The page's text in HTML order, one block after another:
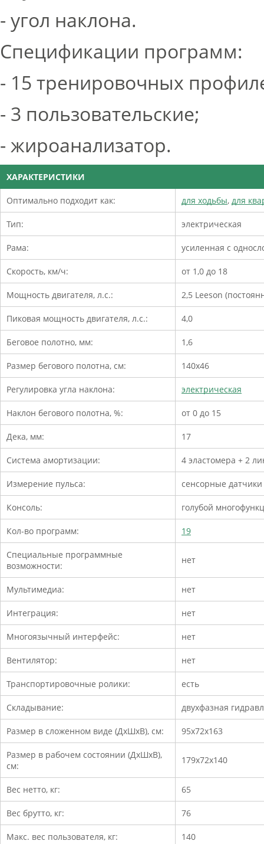
- угол наклона.
Спецификации программ:
- 15 тренировочных
- 3 пользовательские;
- жироанализатор.
ХАРАКТЕРИСТИКИ
Оптимально подходит как: для ходьбы, для
Тип: электрическая
Рама: усиленная с
Скорость, км/ч: от 1,0 до 18
Мощность двигателя, л.с.: 2,5 Leeson
Пиковая мощность двигателя, л.с.: 4,0
Беговое полотно, мм: 1,6
Размер бегового полотна, см: 140х46
Регулировка угла наклона: электрическая
Наклон бегового полотна, %: от 0 до 15
Дека, мм: 17
Система амортизации: 4 эластомера + 2
Измерение пульса: сенсорные датчики
Консоль: голубой
Кол-во программ: 19
Специальные программные
возможности:
нет
Мультимедиа: нет
Интеграция: нет
Многоязычный интерфейс: нет
Вентилятор: нет
Транспортировочные ролики: есть
Складывание: двухфазная
Размер в сложенном виде (ДхШхВ), см: 95х72х163
Размер в рабочем состоянии (ДхШхВ),
см:
179х72х140
Вес нетто, кг: 65
Вес брутто, кг: 76
Макс. вес пользователя, кг: 140